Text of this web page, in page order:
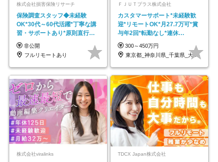
株式会社損害保険リサーチ
保険調査スタッフ◆未経験
OK*30代～60代活躍*丁寧な講
習・サポートあり*原則直行直
帰／全国募集・業務委託
非公開
フルリモートあり
ＦＪＵＴプラス株式会社
カスタマーサポート*未経験歓
迎*リモートOK*月27.7万可*賞
与年2回*転勤なし*連休
OK/ZE010232
300～450万円
東京都_神奈川県_千葉県_大阪府_愛知県…
株式会社viralinks TDCX Japan株式会社